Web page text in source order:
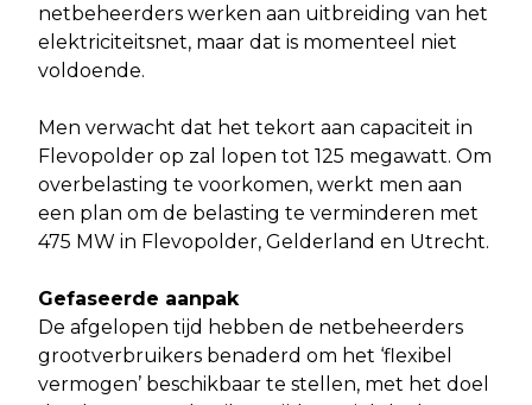
netbeheerders werken aan uitbreiding van het
elektriciteitsnet, maar dat is momenteel niet
voldoende.
Men verwacht dat het tekort aan capaciteit in
Flevopolder op zal lopen tot 125 megawatt. Om
overbelasting te voorkomen, werkt men aan
een plan om de belasting te verminderen met
475 MW in Flevopolder, Gelderland en Utrecht.
Gefaseerde aanpak
De afgelopen tijd hebben de netbeheerders
grootverbruikers benaderd om het ‘flexibel
vermogen’ beschikbaar te stellen, met het doel